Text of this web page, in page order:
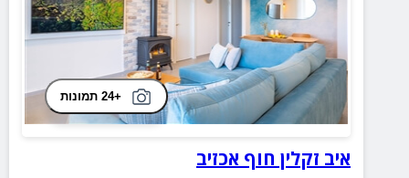
+24 תמונות
איב זקלין חוף אכזיב